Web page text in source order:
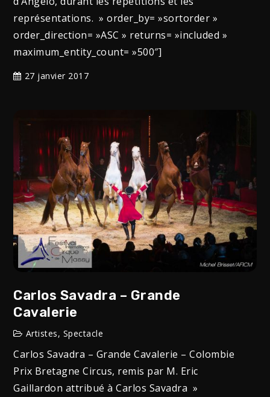
représentations. » order_by= »sortorder »
order_direction= »ASC » returns= »included »
maximum_entity_count= »500″]
27 janvier 2017
Carlos Savadra – Grande
Cavalerie
Artistes, Spectacle
Carlos Savadra – Grande Cavalerie – Colombie
Prix Bretagne Circus, remis par M. Eric
Gaillardon attribué à Carlos Savadra »